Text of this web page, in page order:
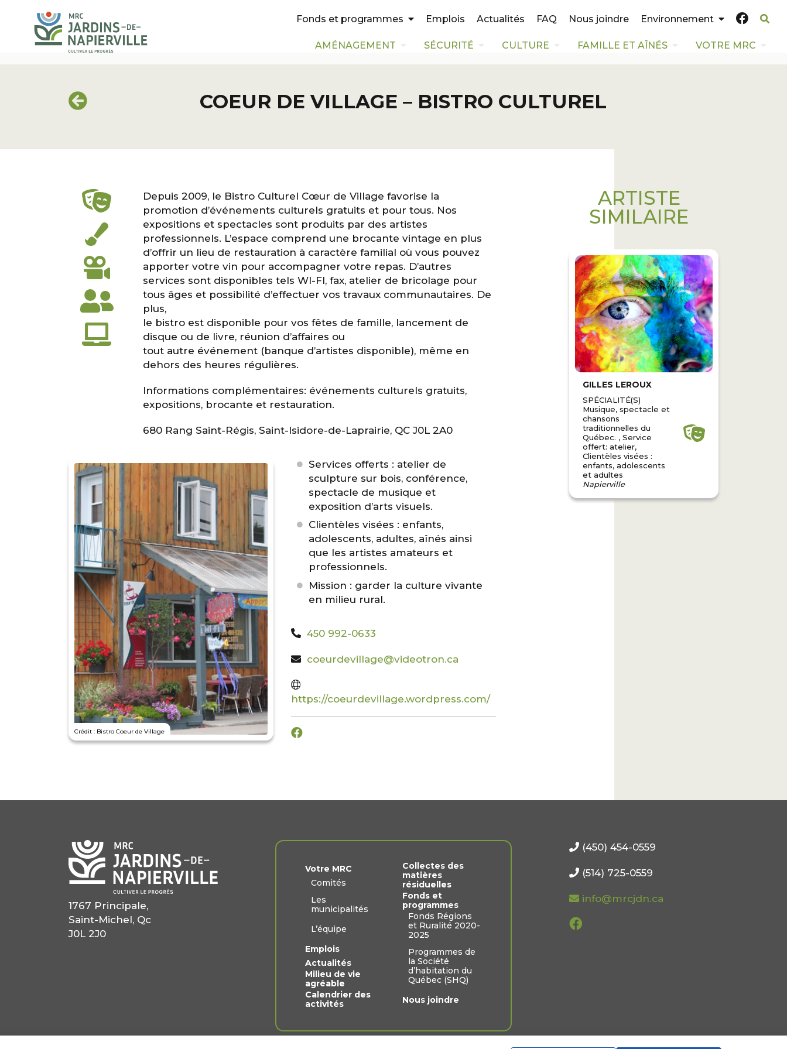
Fonds et programmes Emplois Actualités FAQ Nous joindre Environnement
AMÉNAGEMENT SÉCURITÉ CULTURE FAMILLE ET AÎNÉS VOTRE MRC
COEUR DE VILLAGE – BISTRO CULTUREL
Depuis 2009, le Bistro Culturel Cœur de Village favorise la
promotion d’événements culturels gratuits et pour tous. Nos
expositions et spectacles sont produits par des artistes
professionnels. L’espace comprend une brocante vintage en plus
d’offrir un lieu de restauration à caractère familial où vous pouvez
apporter votre vin pour accompagner votre repas. D’autres
services sont disponibles tels WI-FI, fax, atelier de bricolage pour
tous âges et possibilité d’effectuer vos travaux communautaires. De
plus,
le bistro est disponible pour vos fêtes de famille, lancement de
disque ou de livre, réunion d’affaires ou
tout autre événement (banque d’artistes disponible), même en
dehors des heures régulières.
Informations complémentaires: événements culturels gratuits,
expositions, brocante et restauration.
680 Rang Saint-Régis, Saint-Isidore-de-Laprairie, QC J0L 2A0
Crédit : Bistro Coeur de Village
Services offerts : atelier de
sculpture sur bois, conférence,
spectacle de musique et
exposition d’arts visuels.
Clientèles visées : enfants,
adolescents, adultes, aînés ainsi
que les artistes amateurs et
professionnels.
Mission : garder la culture vivante
en milieu rural.
450 992-0633
coeurdevillage@videotron.ca
https://coeurdevillage.wordpress.com/
ARTISTE
SIMILAIRE
GILLES LEROUX
SPÉCIALITÉ(S)
Musique, spectacle et
chansons
traditionnelles du
Québec. , Service
offert: atelier,
Clientèles visées :
enfants, adolescents
et adultes
Napierville
1767 Principale,
Saint-Michel, Qc
J0L 2J0
Votre MRC
Comités
Les
municipalités
L’équipe
Emplois
Actualités
Milieu de vie
agréable
Calendrier des
activités
Collectes des
matières
résiduelles
Fonds et
programmes
Fonds Régions
et Ruralité 2020-
2025
Programmes de
la Société
d’habitation du
Québec (SHQ)
Nous joindre
(450) 454-0559
(514) 725-0559
info@mrcjdn.ca